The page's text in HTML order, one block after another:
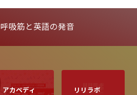
呼吸筋と英語の発音
アカペディ
リリラボ